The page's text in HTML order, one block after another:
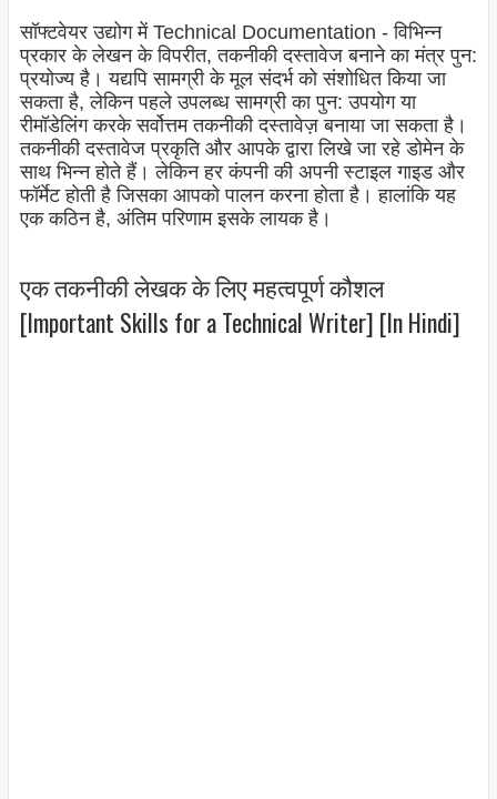
सॉफ्टवेयर उद्योग में Technical Documentation - विभिन्न
प्रकार के लेखन के विपरीत, तकनीकी दस्तावेज बनाने का मंत्र पुन:
प्रयोज्य है। यद्यपि सामग्री के मूल संदर्भ को संशोधित किया जा
सकता है, लेकिन पहले उपलब्ध सामग्री का पुन: उपयोग या
रीमॉडेलिंग करके सर्वोत्तम तकनीकी दस्तावेज़ बनाया जा सकता है।
तकनीकी दस्तावेज प्रकृति और आपके द्वारा लिखे जा रहे डोमेन के
साथ भिन्न होते हैं। लेकिन हर कंपनी की अपनी स्टाइल गाइड और
फॉर्मेट होती है जिसका आपको पालन करना होता है। हालांकि यह
एक कठिन है, अंतिम परिणाम इसके लायक है।
एक तकनीकी लेखक के लिए महत्वपूर्ण कौशल
[Important Skills for a Technical Writer] [In Hindi]